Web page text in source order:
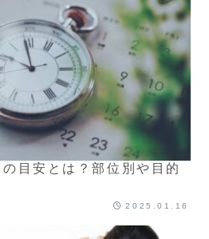
目安とは？部位別や目的
2025.01.16